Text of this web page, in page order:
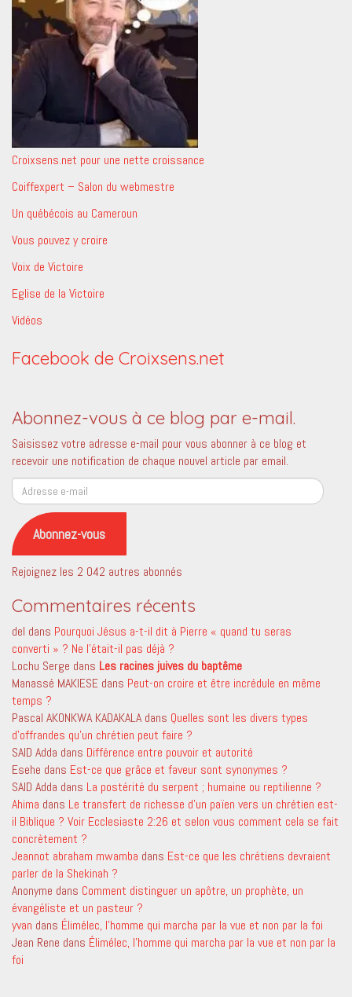
Croixsens.net pour une nette croissance
Coiffexpert – Salon du webmestre
Un québécois au Cameroun
Vous pouvez y croire
Voix de Victoire
Eglise de la Victoire
Vidéos
Facebook de Croixsens.net
Abonnez-vous à ce blog par e-mail.
Saisissez votre adresse e-mail pour vous abonner à ce blog et
recevoir une notification de chaque nouvel article par email.
Adresse
e-
mail
Abonnez-vous
Rejoignez les 2 042 autres abonnés
Commentaires récents
del dans Pourquoi Jésus a-t-il dit à Pierre « quand tu seras
converti » ? Ne l’était-il pas déjà ?
Lochu Serge dans Les racines juives du baptême
Manassé MAKIESE dans Peut-on croire et être incrédule en même
temps ?
Pascal AKONKWA KADAKALA dans Quelles sont les divers types
d’offrandes qu’un chrétien peut faire ?
SAID Adda dans Différence entre pouvoir et autorité
Esehe dans Est-ce que grâce et faveur sont synonymes ?
SAID Adda dans La postérité du serpent ; humaine ou reptilienne ?
Ahima dans Le transfert de richesse d’un païen vers un chrétien est-
il Biblique ? Voir Ecclesiaste 2:26 et selon vous comment cela se fait
concrètement ?
Jeannot abraham mwamba dans Est-ce que les chrétiens devraient
parler de la Shekinah ?
Anonyme dans Comment distinguer un apôtre, un prophète, un
évangéliste et un pasteur ?
yvan dans Élimélec, l’homme qui marcha par la vue et non par la foi
Jean Rene dans Élimélec, l’homme qui marcha par la vue et non par la
foi